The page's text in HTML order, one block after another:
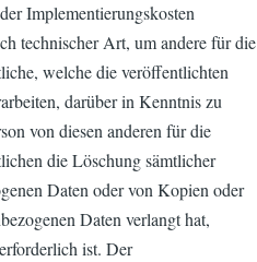
Implementierungskosten
technischer Art, um andere für die
welche die veröffentlichten
darüber in Kenntnis zu
von diesen anderen für die
die Löschung sämtlicher
Daten oder von Kopien oder
Daten verlangt hat,
ist. Der